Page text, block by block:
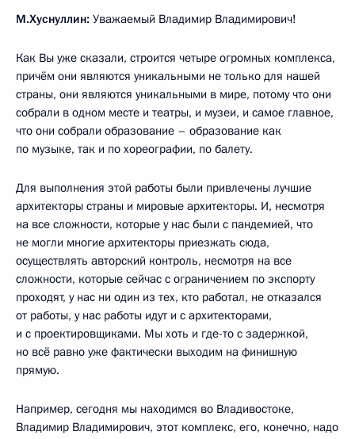
М.Хуснуллин: Уважаемый Владимир Владимирович!
Как Вы уже сказали, строится четыре огромных комплекса,
причём они являются уникальными не только для нашей
страны, они являются уникальными в мире, потому что они
собрали в одном месте и театры, и музеи, и самое главное,
что они собрали образование – образование как
по музыке, так и по хореографии, по балету.
Для выполнения этой работы были привлечены лучшие
архитекторы страны и мировые архитекторы. И, несмотря
на все сложности, которые у нас были с пандемией, что
не могли многие архитекторы приезжать сюда,
осуществлять авторский контроль, несмотря на все
сложности, которые сейчас с ограничением по экспорту
проходят, у нас ни один из тех, кто работал, не отказался
от работы, у нас работы идут и с архитекторами,
и с проектировщиками. Мы хоть и где-то с задержкой,
но всё равно уже фактически выходим на финишную
прямую.
Например, сегодня мы находимся во Владивостоке,
Владимир Владимирович, этот комплекс, его, конечно, надо